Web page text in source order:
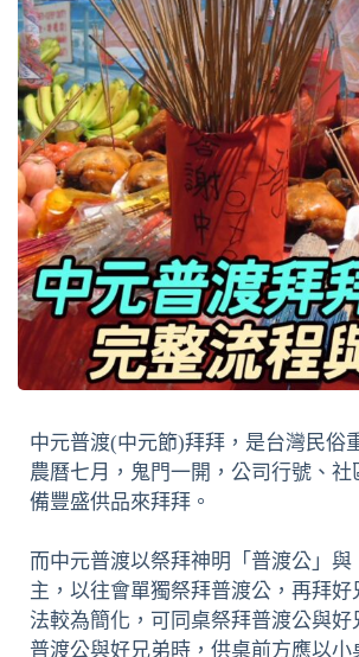
中元普渡(中元節)拜拜，是台灣民俗
農曆七月，鬼門一開，公司行號、
備豐盛供品來拜拜。
而中元普渡以祭拜神明「普渡公」與
主，以往會單獨祭拜普渡公，再拜
法較為簡化，可同桌祭拜普渡公與好
普渡公與好兄弟時，供桌前方應以小